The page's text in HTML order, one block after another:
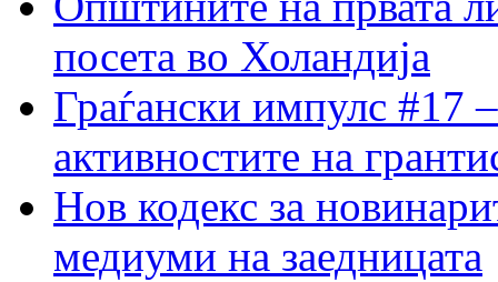
посета во Холандија
Граѓански импулс #17
активностите на
Нов кодекс за
медиуми на заедницата